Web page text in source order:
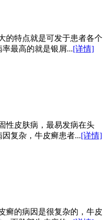
的特点就是可发于患者各个
最高的就是银屑...[详情]
性皮肤病，最易发病在头
复杂，牛皮癣患者...[详情]
癣的病因是很复杂的，牛皮